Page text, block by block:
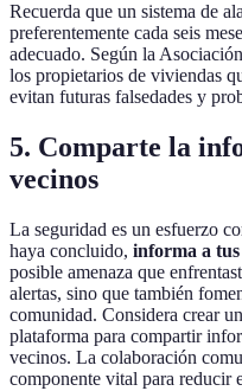
Recuerda que un sistema de
preferentemente cada seis
adecuado. Según la
los propietarios de viviendas
evitan futuras falsedades y
5. Comparte la
vecinos
La seguridad es un esfuerzo
haya concluido, informa a tus
posible amenaza que
alertas, sino que también
comunidad. Considera crear
plataforma para compartir
vecinos. La colaboración
componente vital para reducir